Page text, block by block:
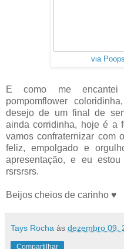
via
E como me
pompomflower
desejo de um final de
ainda corridinha, hoje é a
vamos confraternizar com
feliz, empolgado e
apresentação, e eu
rsrsrsrs.
Beijos cheios de carinho ♥
Tays Rocha às dezembro 09,
Compartilhar